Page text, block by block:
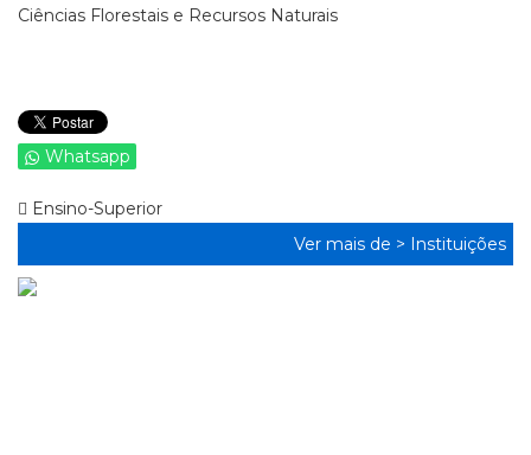
Ciências Florestais e Recursos Naturais
Whatsapp
Ensino-Superior
Ver mais de > Instituições